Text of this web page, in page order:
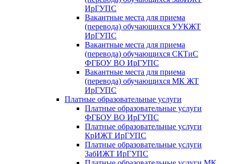
ИрГУПС
Вакантные места для приема
(перевода) обучающихся УУКЖТ
ИрГУПС
Вакантные места для приема
(перевода) обучающихся СКТиС
ФГБОУ ВО ИрГУПС
Вакантные места для приема
(перевода) обучающихся МК ЖТ
ИрГУПС
Платные образовательные услуги
Платные образовательные услуги
ФГБОУ ВО ИрГУПС
Платные образовательные услуги
КрИЖТ ИрГУПС
Платные образовательные услуги
ЗабИЖТ ИрГУПС